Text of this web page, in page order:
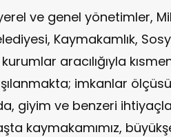
yerel ve genel yönetimler,
Kaymakamlık,
kurumlar aracılığıyla
imkanlar
giyim ve benzeri
kaymakamımız,